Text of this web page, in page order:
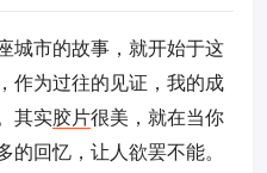
城市的故事，就开始于这
作为过往的见证，我的成
其实胶片很美，就在当你
回忆，让人欲罢不能。